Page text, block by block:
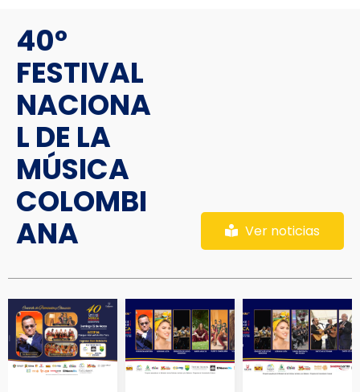
40º
FESTIVAL
NACIONA
L DE LA
MÚSICA
COLOMBI
ANA
Ver noticias